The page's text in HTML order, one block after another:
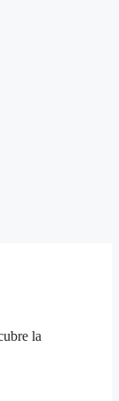
la